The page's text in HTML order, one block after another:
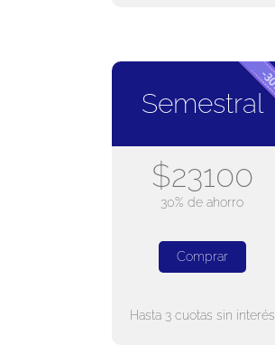
Semestral
$23100
30% de ahorro
Comprar
Hasta 3 cuotas sin interés